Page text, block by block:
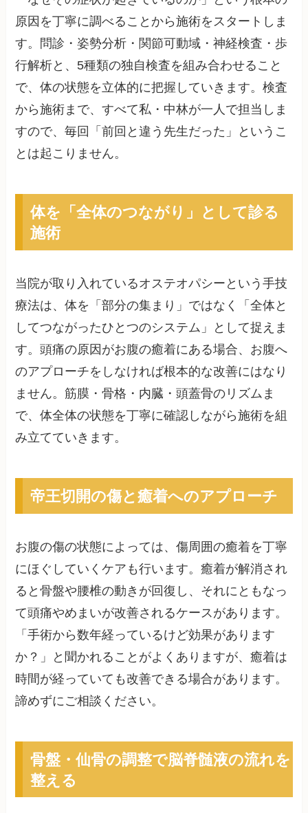
原因を丁寧に調べることから施術をスタートしま
す。問診・姿勢分析・関節可動域・神経検査・歩
行解析と、5種類の独自検査を組み合わせること
で、体の状態を立体的に把握していきます。検査
から施術まで、すべて私・中林が一人で担当しま
すので、毎回「前回と違う先生だった」というこ
とは起こりません。
体を「全体のつながり」として診る
施術
当院が取り入れているオステオパシーという手技
療法は、体を「部分の集まり」ではなく「全体と
してつながったひとつのシステム」として捉えま
す。頭痛の原因がお腹の癒着にある場合、お腹へ
のアプローチをしなければ根本的な改善にはなり
ません。筋膜・骨格・内臓・頭蓋骨のリズムま
で、体全体の状態を丁寧に確認しながら施術を組
み立てていきます。
帝王切開の傷と癒着へのアプローチ
お腹の傷の状態によっては、傷周囲の癒着を丁寧
にほぐしていくケアも行います。癒着が解消され
ると骨盤や腰椎の動きが回復し、それにともなっ
て頭痛やめまいが改善されるケースがあります。
「手術から数年経っているけど効果があります
か？」と聞かれることがよくありますが、癒着は
時間が経っていても改善できる場合があります。
諦めずにご相談ください。
骨盤・仙骨の調整で脳脊髄液の流れを
整える